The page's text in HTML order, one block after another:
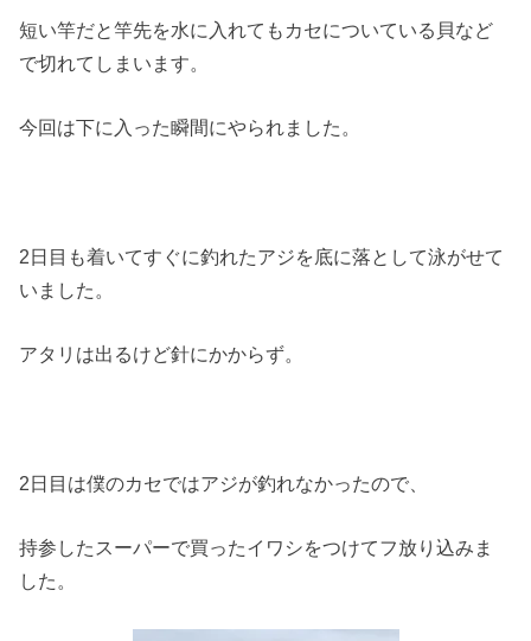
短い竿だと竿先を水に入れてもカセについている貝など
で切れてしまいます。
今回は下に入った瞬間にやられました。
2日目も着いてすぐに釣れたアジを底に落として泳がせて
いました。
アタリは出るけど針にかからず。
2日目は僕のカセではアジが釣れなかったので、
持参したスーパーで買ったイワシをつけてフ放り込みま
した。